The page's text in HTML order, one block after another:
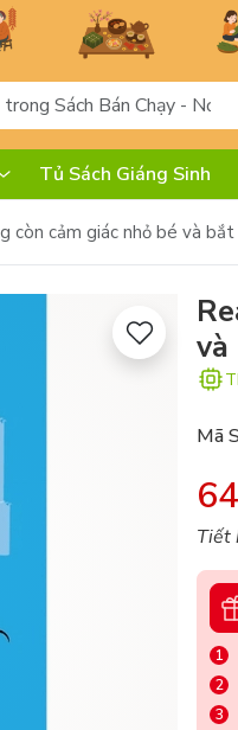
Tủ Sách Giáng Sinh
còn cảm giác nhỏ bé và
và
Mã
Tiết